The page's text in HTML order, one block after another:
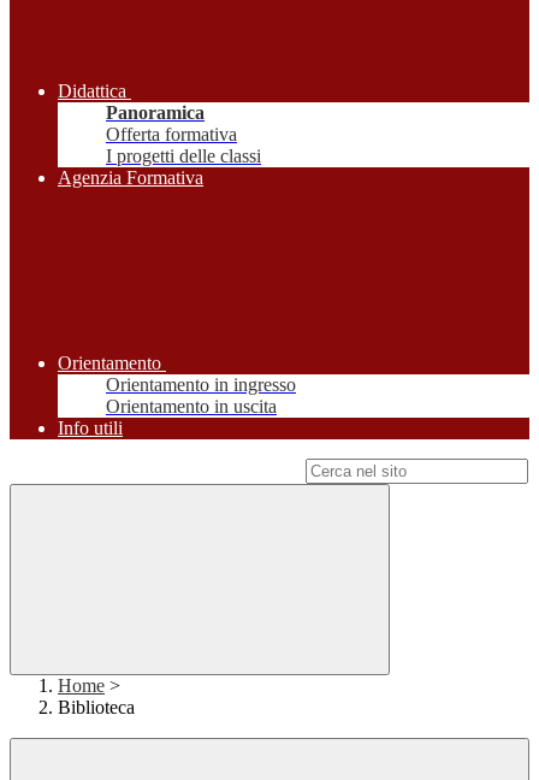
Didattica
Panoramica
Offerta formativa
I progetti delle classi
Agenzia Formativa
Orientamento
Orientamento in ingresso
Orientamento in uscita
Info utili
Home >
Biblioteca